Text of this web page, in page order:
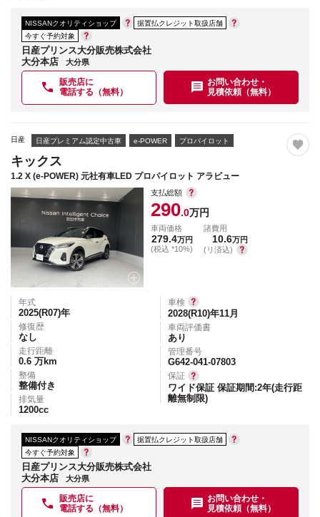
NISSANクオリティショップ
据置払クレジット取扱店舗
今すぐ予約対象
日産プリンス大分販売株式会社
大分本店
大分県
販売店に
電話する（無料）
お問い合わせ・
見積依頼（無料）
日産 日産プレミアム認定中古車 e-POWER プロパイロット
キックス
1.2 X (e-POWER) 元社有車LED プロパイロット アラビュー
支払総額
290.0万円
車両価格
279.4万円
(税込 *10%)
諸費用
10.6万円
(リ済込)
年式
2025(R07)年
修復歴
なし
走行距離
0.6 万km
整備
整備付き
排気量
1200cc
車検
2028(R10)年11月
車両評価書
あり
管理番号
G642-041-07803
保証
ワイド保証 保証期間:2年(走行距
離無制限)
NISSANクオリティショップ
据置払クレジット取扱店舗
今すぐ予約対象
日産プリンス大分販売株式会社
大分本店
大分県
販売店に
電話する（無料）
お問い合わせ・
見積依頼（無料）